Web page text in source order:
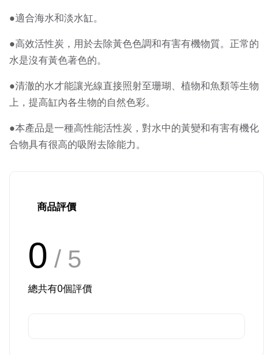
●適合海水和淡水缸。
●高效活性炭，用於去除黃色色調和有害有機物質。正常的
水是沒有黃色著色的。
●清澈的水才能讓光線直接照射至珊瑚、植物和魚類等生物
上，提高缸內各生物的自然色彩。
●本產品是一種高性能活性炭，對水中的黃變和有害有機化
合物具有很高的吸附去除能力。
商品評價
0 / 5
總共有0個評價